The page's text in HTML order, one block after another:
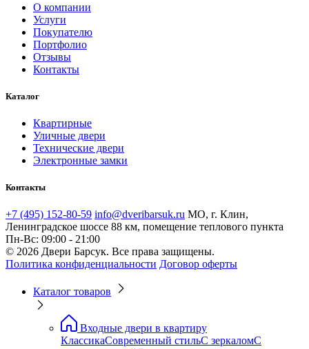
О компании
Услуги
Покупателю
Портфолио
Отзывы
Контакты
Каталог
Квартирные
Уличные двери
Технические двери
Электронные замки
Контакты
+7 (495) 152-80-59 info@dveribarsuk.ru МО, г. Клин,
Ленинградское шоссе 88 км, помещение теплового пункта
Пн-Вс: 09:00 - 21:00
© 2026 Двери Барсук. Все права защищены.
Политика конфиденциальности Договор оферты
Каталог товаров
Входные двери в квартиру
КлассикаСовременный стильС зеркаломС